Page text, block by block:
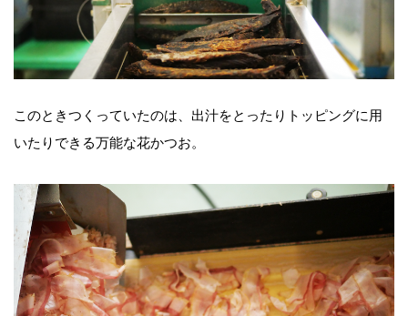
このときつくっていたのは、出汁をとったりトッピングに用
いたりできる万能な花かつお。